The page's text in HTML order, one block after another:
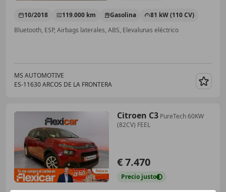
10/2018 119.000 km Gasolina
81 kW (110 CV)
Bluetooth, ESP, Airbags laterales, ABS, Elevalunas eléctrico
MS AUTOMOTIVE
ES-11630 ARCOS DE LA FRONTERA
Citroen C3 PureTech 60KW
(82CV) FEEL
€ 7.470
Precio justo